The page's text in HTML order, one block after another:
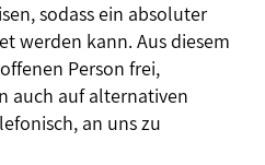
sodass ein absoluter
werden kann. Aus diesem
Person frei,
auch auf alternativen
an uns zu